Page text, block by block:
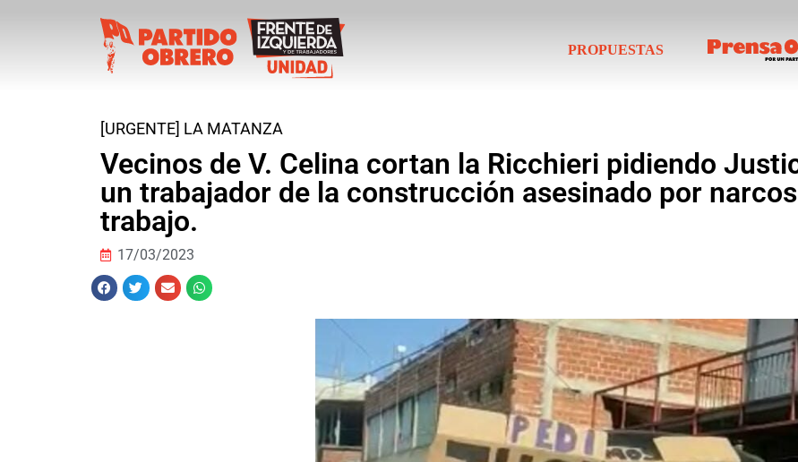
PROPUESTAS
[URGENTE] LA MATANZA
Vecinos de V. Celina cortan la Ricchieri pidiendo
un trabajador de la construcción asesinado por
trabajo.
17/03/2023